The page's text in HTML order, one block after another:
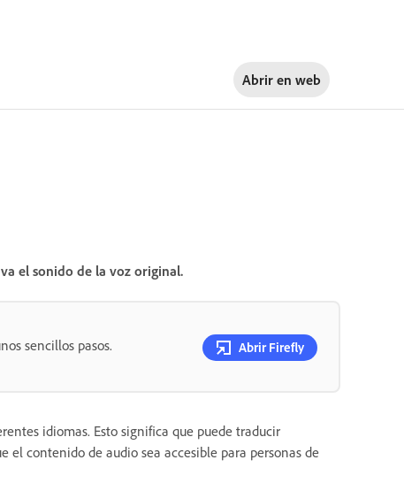
Abrir en web
el sonido de la voz original.
sencillos pasos.
Abrir Firefly
idiomas. Esto significa que puede traducir
el contenido de audio sea accesible para personas de